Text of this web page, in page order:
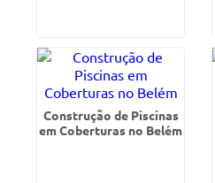
Construção de Piscinas
em Coberturas no Belém